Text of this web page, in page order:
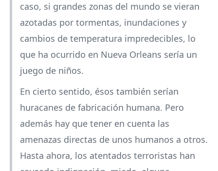
caso, si grandes zonas del mundo se vieran
azotadas por tormentas, inundaciones y
cambios de temperatura impredecibles, lo
que ha ocurrido en Nueva Orleans sería un
juego de niños.
En cierto sentido, ésos también serían
huracanes de fabricación humana. Pero
además hay que tener en cuenta las
amenazas directas de unos humanos a otros.
Hasta ahora, los atentados terroristas han